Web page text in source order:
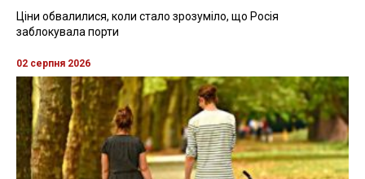
Ціни обвалилися, коли стало зрозуміло, що Росія
заблокувала порти
02 серпня 2026